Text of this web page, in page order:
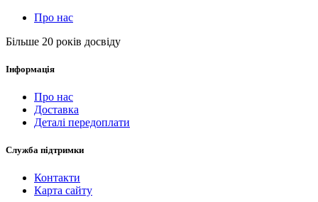
Про нас
Більше 20 років досвіду
Інформація
Про нас
Доставка
Деталі передоплати
Служба підтримки
Контакти
Карта сайту